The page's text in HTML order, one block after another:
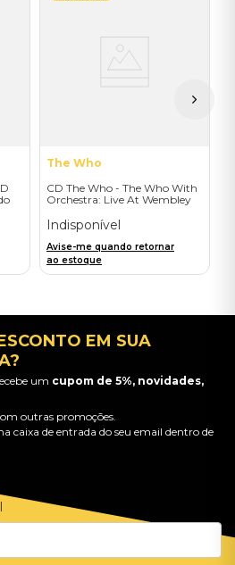
The Who
CD The Who - The Who With
Orchestra: Live At Wembley
Indisponível
Avise-me quando retornar
ao estoque
EM SUA
um cupom de 5%, novidades,
outras promoções.
caixa de entrada do seu email dentro de